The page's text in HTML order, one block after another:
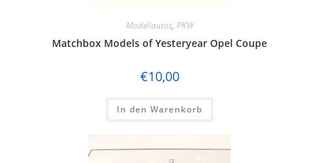
Modellautos, PKW
Matchbox Models of Yesteryear Opel Coupe
€10,00
In den Warenkorb